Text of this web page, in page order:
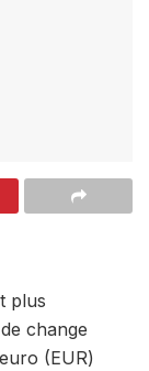
plus
change
(EUR)